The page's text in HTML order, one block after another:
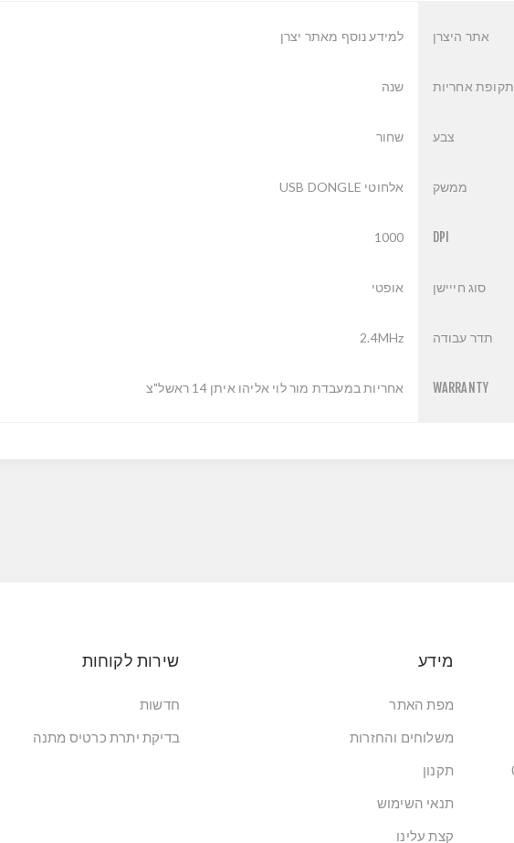
אתר היצרן למידע נוסף מאתר יצרן
תקופת אחריות שנה
צבע שחור
ממשק אלחוטי USB DONGLE
DPI
1000
סוג חייישן אופטי
תדר עבודה 2.4MHz
WARRANTY אחריות במעבדת מור לוי אליהו איתן 14 ראשל"צ
מידע
מפת האתר
משלוחים והחזרות
תקנון
תנאי השימוש
קצת עלינו
שירות לקוחות
חדשות
בדיקת יתרת כרטיס מתנה